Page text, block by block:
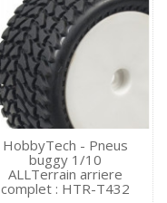
HobbyTech - Pneus
buggy 1/10
ALLTerrain arriere
complet : HTR-T432